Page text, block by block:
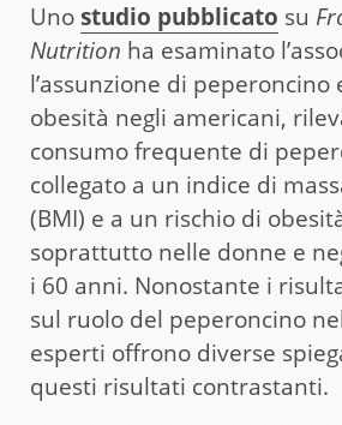
Uno studio pubblicato su
Nutrition ha esaminato
l’assunzione di peperoncino
obesità negli americani,
consumo frequente di
collegato a un indice di
(BMI) e a un rischio di
soprattutto nelle donne e
i 60 anni. Nonostante i
sul ruolo del peperoncino
esperti offrono diverse
questi risultati contrastanti.